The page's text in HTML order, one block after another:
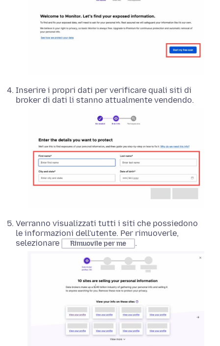
Inserire i propri dati per verificare quali siti di
broker di dati li stanno attualmente vendendo.
Verranno visualizzati tutti i siti che possiedono
le informazioni dell'utente. Per rimuoverle,
selezionare
Rimuovile per me .